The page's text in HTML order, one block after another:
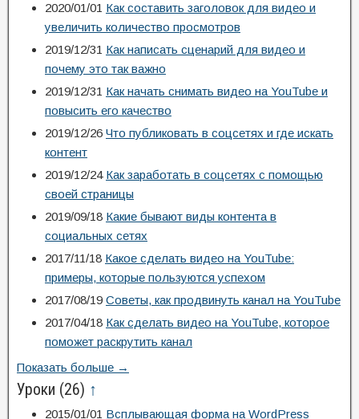
2020/01/01 Как составить заголовок для видео и
увеличить количество просмотров
2019/12/31 Как написать сценарий для видео и
почему это так важно
2019/12/31 Как начать снимать видео на YouTube и
повысить его качество
2019/12/26 Что публиковать в соцсетях и где искать
контент
2019/12/24 Как заработать в соцсетях с помощью
своей страницы
2019/09/18 Какие бывают виды контента в
социальных сетях
2017/11/18 Какое сделать видео на YouTube:
примеры, которые пользуются успехом
2017/08/19 Советы, как продвинуть канал на YouTube
2017/04/18 Как сделать видео на YouTube, которое
поможет раскрутить канал
Показать больше →
Уроки (26) ↑
2015/01/01 Всплывающая форма на WordPress